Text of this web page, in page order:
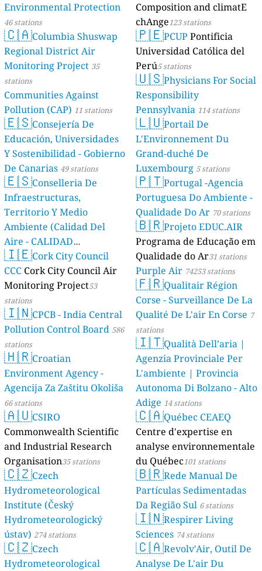
Environmental Protection
46 stations
🇨🇦Columbia Shuswap
Regional District Air
Monitoring Project 35
stations
Communities Against
Pollution (CAP) 11 stations
🇪🇸Consejería De
Educación, Universidades
Y Sostenibilidad - Gobierno
De Canarias 49 stations
🇪🇸Conselleria De
Infraestructuras,
Territorio Y Medio
Ambiente (Calidad Del
Aire - CALIDAD
AMBIENTAL) 23 stations
🇮🇪Cork City Council
CCC Cork City Council Air
Monitoring Project53
stations
🇮🇳CPCB - India Central
Pollution Control Board 586
stations
🇭🇷Croatian
Environment Agency -
Agencija Za Zaštitu Okoliša
66 stations
🇦🇺CSIRO
Commonwealth Scientific
and Industrial Research
Organisation35 stations
🇨🇿Czech
Hydrometeorological
Institute (Český
Hydrometeorologický
ústav) 274 stations
🇨🇿Czech
Hydrometeorological
Composition and climatE
chAnge123 stations
🇵🇪PCUP Pontificia
Universidad Católica del
Perú5 stations
🇺🇸Physicians For Social
Responsibility
Pennsylvania 114 stations
🇱🇺Portail De
L'Environnement Du
Grand-duché De
Luxembourg 5 stations
🇵🇹Portugal -Agencia
Portuguesa Do Ambiente -
Qualidade Do Ar 70 stations
🇧🇷Projeto EDUC.AIR
Programa de Educação em
Qualidade do Ar31 stations
Purple Air 74253 stations
🇫🇷Qualitair Région
Corse - Surveillance De La
Qualité De L'air En Corse 7
stations
🇮🇹Qualità Dell’aria |
Agenzia Provinciale Per
L'ambiente | Provincia
Autonoma Di Bolzano - Alto
Adige 14 stations
🇨🇦Québec CEAEQ
Centre d'expertise en
analyse environnementale
du Québec101 stations
🇧🇷Rede Manual De
Partículas Sedimentadas
Da Região Sul 6 stations
🇮🇳Respirer Living
Sciences 74 stations
🇨🇦Revolv'Air, Outil De
Analyse De L'air Du